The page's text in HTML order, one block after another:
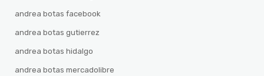
andrea botas facebook
andrea botas gutierrez
andrea botas hidalgo
andrea botas mercadolibre